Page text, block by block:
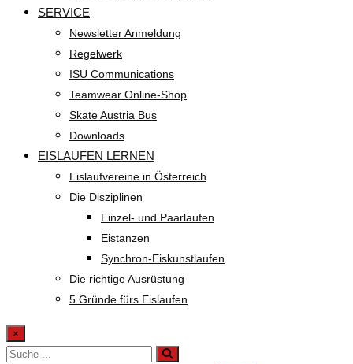
SERVICE
Newsletter Anmeldung
Regelwerk
ISU Communications
Teamwear Online-Shop
Skate Austria Bus
Downloads
EISLAUFEN LERNEN
Eislaufvereine in Österreich
Die Disziplinen
Einzel- und Paarlaufen
Eistanzen
Synchron-Eiskunstlaufen
Die richtige Ausrüstung
5 Gründe fürs Eislaufen
×